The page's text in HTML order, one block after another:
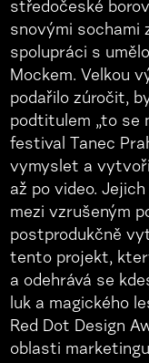
středočeské
snovými sochami
spolupráci s
Mockem. Velkou
podařilo zúročit,
podtitulem „to se
festival Tanec
vymyslet a
až po video.
mezi vzrušeným
postprodukčně
tento projekt,
a odehrává se
luk a magického
Red Dot Design
oblasti